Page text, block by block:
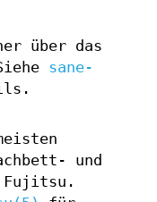
über das
sane-
und
Fujitsu.